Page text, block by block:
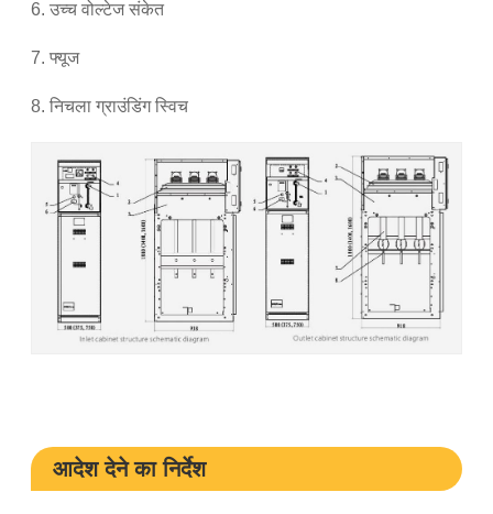
6. उच्च वोल्टेज संकेत
7. फ्यूज
8. निचला ग्राउंडिंग स्विच
आदेश देने का निर्देश